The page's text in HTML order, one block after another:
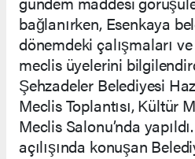
bağlanırken, Esenkaya
dönemdeki çalışmaları
meclis üyelerini
Şehzadeler Belediyesi
Meclis Toplantısı, Kültür
Meclis Salonu’nda
açılışında konuşan